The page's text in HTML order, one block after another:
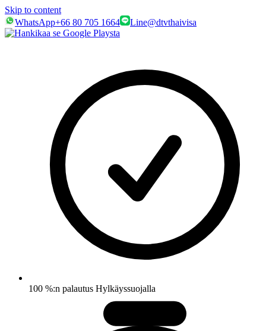
Skip to content
WhatsApp+66 80 705 1664 Line@dtvthaivisa
100 %:n palautus Hylkäyssuojalla